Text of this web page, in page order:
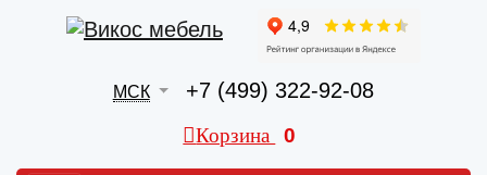
МСК +7 (499) 322-92-08
Корзина 0